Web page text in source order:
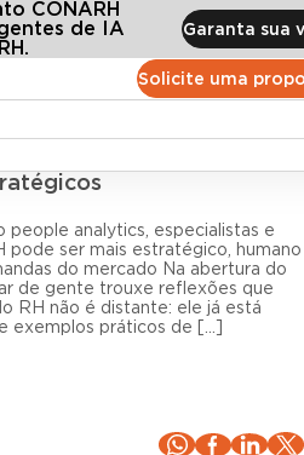
Solicite uma
CONARH
de IA
Garanta sua
LG
Todos os artigos
de talentos em tempos de crise e dados
2025 debate IA, gestão
de crise e dados
people analytics, especialistas e
pode ser mais estratégico, humano
do mercado Na abertura do
de gente trouxe reflexões que
RH não é distante: ele já está
exemplos práticos de […]